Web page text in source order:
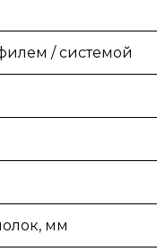
/ системой
мм